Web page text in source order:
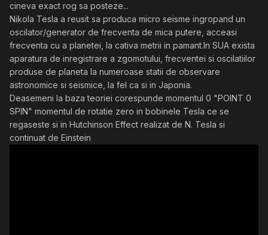
cineva exact rog sa posteze...
Nikola Tesla a reusit sa produca micro seisme ingropand un
oscilator/generator de frecventa de mica putere, acceasi
frecventa cu a planetei, la cativa metrii in pamant.In SUA exista
aparatura de inregistrare a zgomotului, frecventei si oscilatiilor
produse de planeta la numeroase statii de observare
astronomice si seismice, la fel ca si in Japonia.
Deasemeni la baza teoriei corespunde momentul 0 "POINT 0
SPIN" momentul de rotatie zero in bobinele Tesla ce se
regaseste si in Hutchinson Effect realizat de N. Tesla si
continuat de Einstein